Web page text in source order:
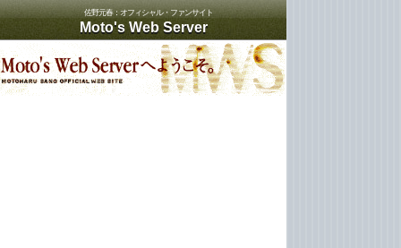
佐野元春：オフィシャル・ファンサイト
Moto's Web Server